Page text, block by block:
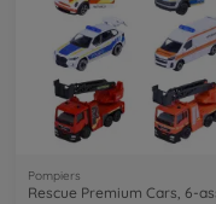
Pompiers
Rescue Premium Cars, 6-